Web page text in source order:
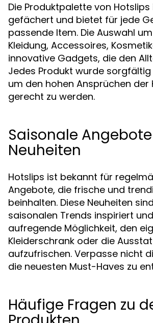
Die Produktpalette von
gefächert und bietet für jede
passende Item. Die Auswahl
Kleidung, Accessoires,
innovative Gadgets, die den
Jedes Produkt wurde
um den hohen Ansprüchen der
gerecht zu werden.
Saisonale
Neuheiten
Hotslips ist bekannt für
Angebote, die frische und
beinhalten. Diese Neuheiten
saisonalen Trends inspiriert
aufregende Möglichkeit, den
Kleiderschrank oder die
aufzufrischen. Verpasse nicht
die neuesten Must-Haves zu
Häufige Fragen zu